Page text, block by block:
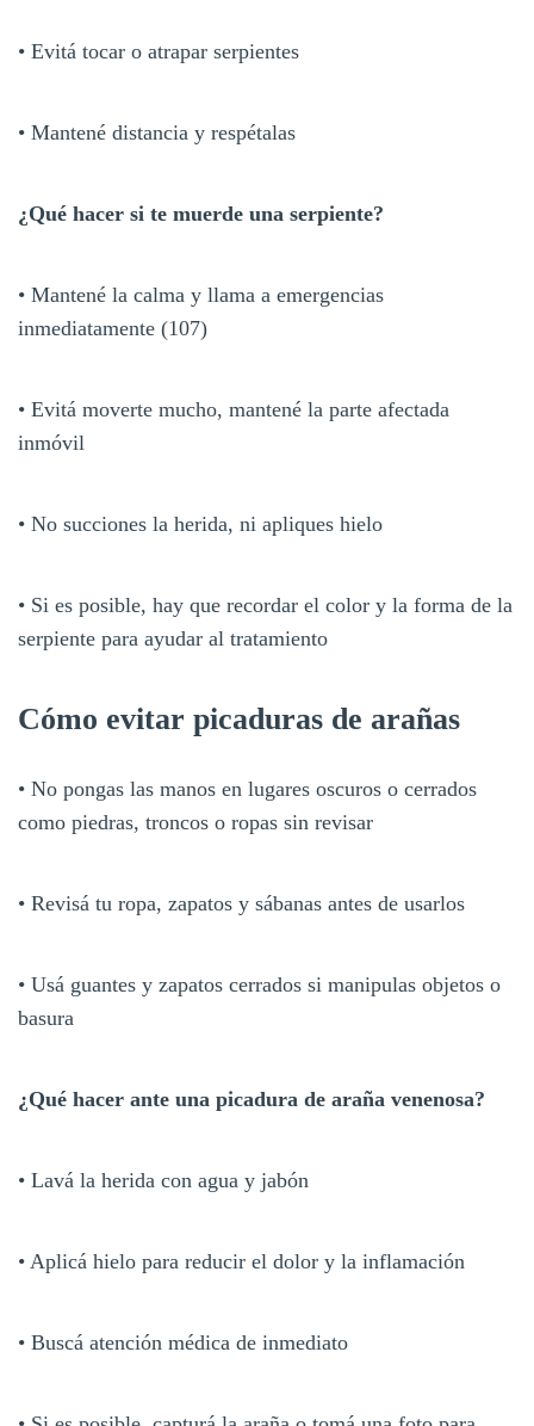
• Evitá tocar o atrapar serpientes
• Mantené distancia y respétalas
¿Qué hacer si te muerde una serpiente?
• Mantené la calma y llama a emergencias
inmediatamente (107)
• Evitá moverte mucho, mantené la parte afectada
inmóvil
• No succiones la herida, ni apliques hielo
• Si es posible, hay que recordar el color y la forma de la
serpiente para ayudar al tratamiento
Cómo evitar picaduras de arañas
• No pongas las manos en lugares oscuros o cerrados
como piedras, troncos o ropas sin revisar
• Revisá tu ropa, zapatos y sábanas antes de usarlos
• Usá guantes y zapatos cerrados si manipulas objetos o
basura
¿Qué hacer ante una picadura de araña venenosa?
• Lavá la herida con agua y jabón
• Aplicá hielo para reducir el dolor y la inflamación
• Buscá atención médica de inmediato